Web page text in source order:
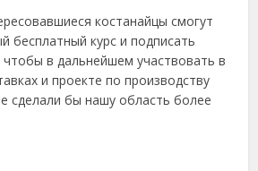
костанайцы смогут
бесплатный курс и подписать
в дальнейшем участвовать в
и проекте по производству
сделали бы нашу область более